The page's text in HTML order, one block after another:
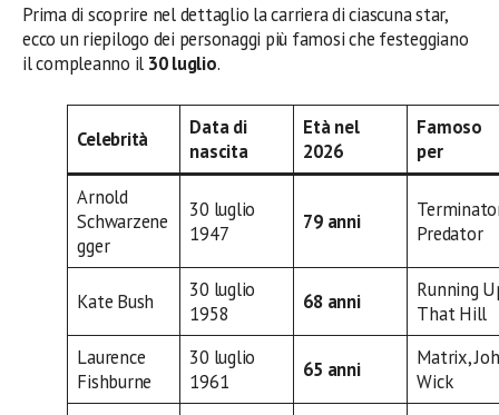
Prima di scoprire nel dettaglio la carriera di ciascuna star,
ecco un riepilogo dei personaggi più famosi che festeggiano
il compleanno il 30 luglio.
Celebrità
Data di
nascita
Età nel
2026
Famoso
per
Arnold
Schwarzene
gger
30 luglio
1947
79 anni
Predator
Kate Bush
30 luglio
1958
68 anni
Running
That Hill
Laurence
Fishburne
30 luglio
1961
65 anni
Matrix,
Wick